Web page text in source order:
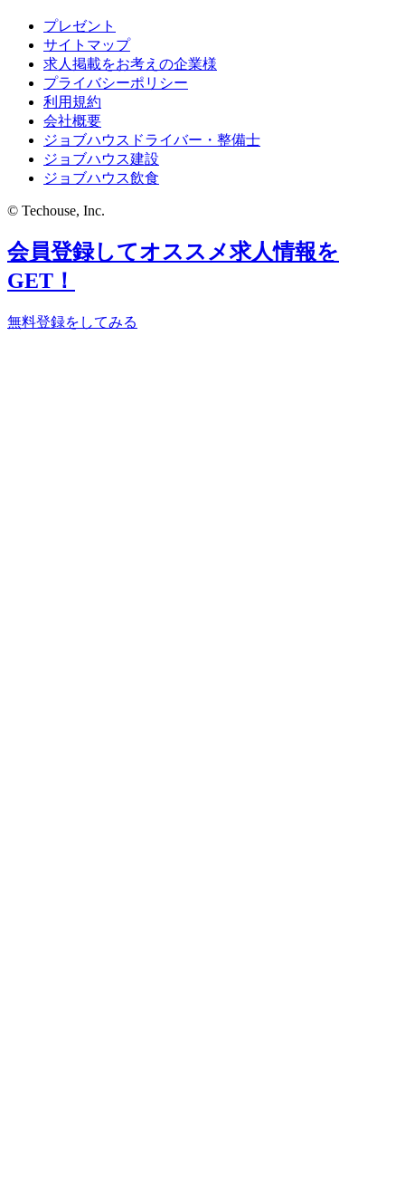
プレゼント
サイトマップ
求人掲載をお考えの企業様
プライバシーポリシー
利用規約
会社概要
ジョブハウスドライバー・整備士
ジョブハウス建設
ジョブハウス飲食
© Techouse, Inc.
会員登録してオススメ求人情報を
GET！
無料登録をしてみる